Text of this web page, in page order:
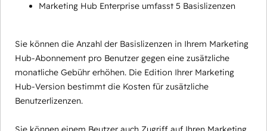
Marketing Hub Enterprise umfasst 5 Basislizenzen
Sie können die Anzahl der Basislizenzen in Ihrem Marketing
Hub-Abonnement pro Benutzer gegen eine zusätzliche
monatliche Gebühr erhöhen. Die Edition Ihrer Marketing
Hub-Version bestimmt die Kosten für zusätzliche
Benutzerlizenzen.